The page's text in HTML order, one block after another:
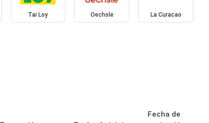
Tai Loy Oechsle La Curacao
Fecha de